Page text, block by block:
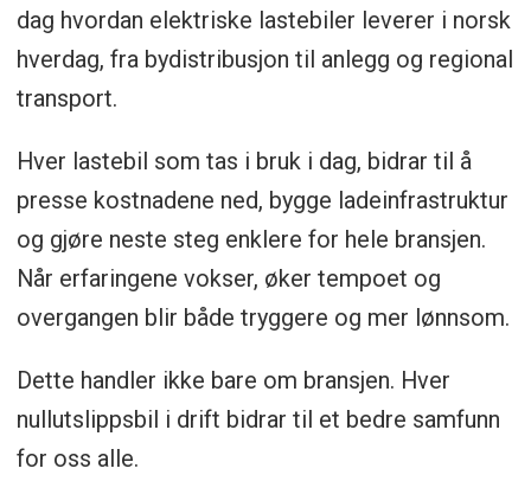
dag hvordan elektriske lastebiler leverer i norsk
hverdag, fra bydistribusjon til anlegg og regional
transport.
Hver lastebil som tas i bruk i dag, bidrar til å
presse kostnadene ned, bygge ladeinfrastruktur
og gjøre neste steg enklere for hele bransjen.
Når erfaringene vokser, øker tempoet og
overgangen blir både tryggere og mer lønnsom.
Dette handler ikke bare om bransjen. Hver
nullutslippsbil i drift bidrar til et bedre samfunn
for oss alle.